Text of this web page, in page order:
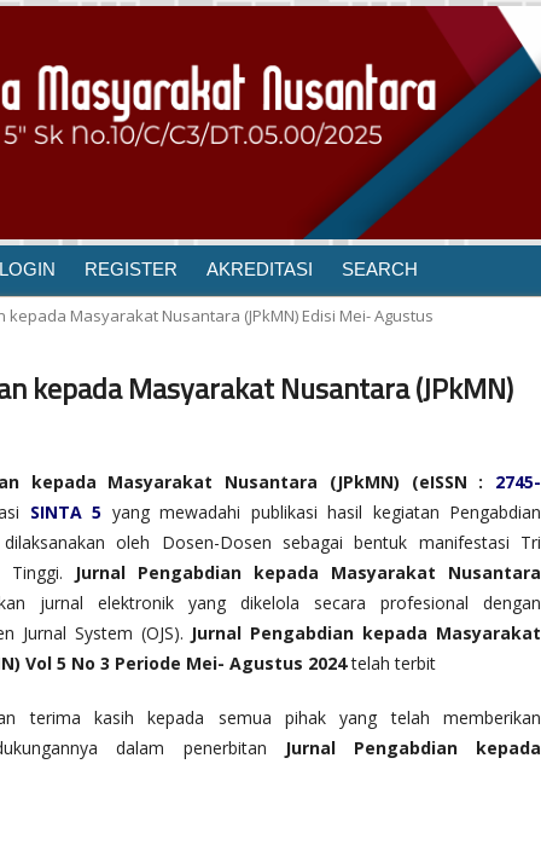
LOGIN REGISTER AKREDITASI SEARCH
kepada Masyarakat Nusantara (JPkMN) Edisi Mei- Agustus
kepada Masyarakat Nusantara (JPkMN)
kepada Masyarakat Nusantara (JPkMN) (eISSN : 2745-
SINTA 5 yang mewadahi publikasi hasil kegiatan Pengabdian
oleh Dosen-Dosen sebagai bentuk manifestasi Tri
Tinggi.
Jurnal Pengabdian kepada Masyarakat Nusantara
jurnal elektronik yang dikelola secara profesional dengan
Jurnal System (OJS). Jurnal Pengabdian kepada Masyarakat
Vol 5 No 3 Periode Mei- Agustus 2024telah terbit
terima kasih kepada semua pihak yang telah memberikan
dalam penerbitan
Jurnal Pengabdian kepada